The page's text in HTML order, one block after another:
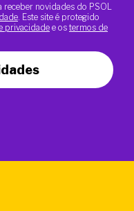
receber novidades do PSOL
. Este site é protegido
privacidadee os termos de